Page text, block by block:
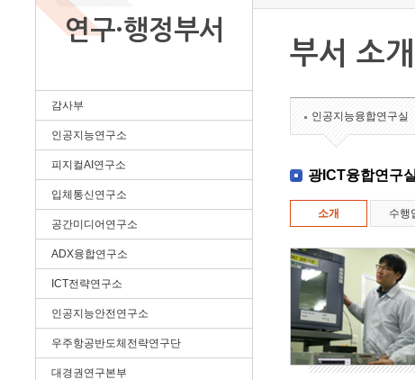
연구·행정부서
감사부
인공지능연구소
피지컬AI연구소
입체통신연구소
공간미디어연구소
ADX융합연구소
ICT전략연구소
인공지능안전연구소
우주항공반도체전략연구단
대경권연구본부
부서 소개
인공지능융합연구실
광ICT융합연구실
소개 수행